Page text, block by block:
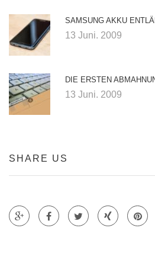
SAMSUNG AKKU
13 Juni. 2009
DIE ERSTEN
13 Juni. 2009
SHARE US
Teile auf Google +
Teile auf Faecebook
Teile auf Twitter
Teile auf